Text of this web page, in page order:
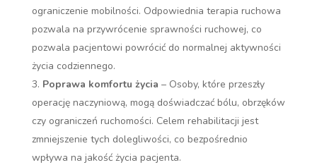
ograniczenie mobilności. Odpowiednia terapia ruchowa
pozwala na przywrócenie sprawności ruchowej, co
pozwala pacjentowi powrócić do normalnej aktywności
życia codziennego.
Poprawa komfortu życia – Osoby, które przeszły
operację naczyniową, mogą doświadczać bólu, obrzęków
czy ograniczeń ruchomości. Celem rehabilitacji jest
zmniejszenie tych dolegliwości, co bezpośrednio
wpływa na jakość życia pacjenta.